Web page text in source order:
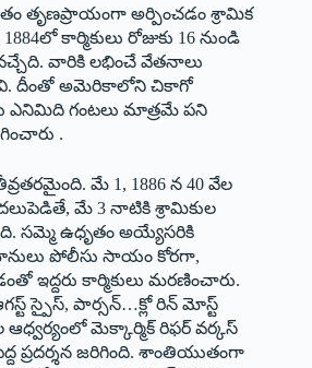
తృణప్రాయంగా అర్పించడం శ్రామిక
కార్మికులు రోజుకు 16 నుండి
వారికి లభించే వేతనాలు
దీంతో అమెరికాలోని చికాగో
ఎనిమిది గంటలు మాత్రమే పని
.
మే 1, 1886 న 40 వేల
మే 3 నాటికి శ్రామికుల
సమ్మె ఉధృతం అయ్యేసరికి
పోలీసు సాయం కోరగా,
ఇద్దరు కార్మికులు మరణించారు.
‌స్పైస్‌, ‌పార్సన్‌…‌క్లో రిన్‌ ‌మోస్ట్
మెక్కార్మిక్‌ ‌రిఫర్‌ ‌వర్కస్
ప్రదర్శన జరిగింది. శాంతియుతంగా